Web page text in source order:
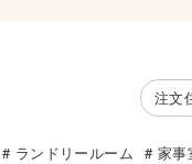
注文
ランドリールーム 家事